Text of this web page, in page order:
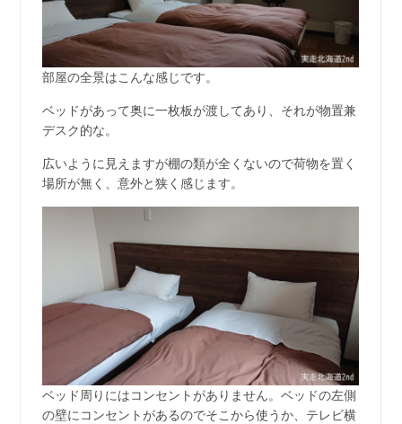
部屋の全景はこんな感じです。
ベッドがあって奥に一枚板が渡してあり、それが物置兼
デスク的な。
広いように見えますが棚の類が全くないので荷物を置く
場所が無く、意外と狭く感じます。
ベッド周りにはコンセントがありません。ベッドの左側
の壁にコンセントがあるのでそこから使うか、テレビ横